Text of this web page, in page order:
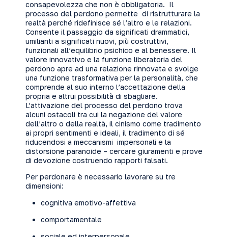
consapevolezza che non è obbligatoria. Il
processo del perdono permette di ristrutturare la
realtà perché ridefinisce sé l’altro e le relazioni.
Consente il passaggio da significati drammatici,
umilianti a significati nuovi, più costruttivi,
funzionali all’equilibrio psichico e al benessere. Il
valore innovativo e la funzione liberatoria del
perdono apre ad una relazione rinnovata e svolge
una funzione trasformativa per la personalità, che
comprende al suo interno l’accettazione della
propria e altrui possibilità di sbagliare.
L’attivazione del processo del perdono trova
alcuni ostacoli tra cui la negazione del valore
dell’altro o della realtà, il cinismo come tradimento
ai propri sentimenti e ideali, il tradimento di sé
riducendosi a meccanismi impersonali e la
distorsione paranoide – cercare giuramenti e prove
di devozione costruendo rapporti falsati.
Per perdonare è necessario lavorare su tre
dimensioni:
cognitiva emotivo-affettiva
comportamentale